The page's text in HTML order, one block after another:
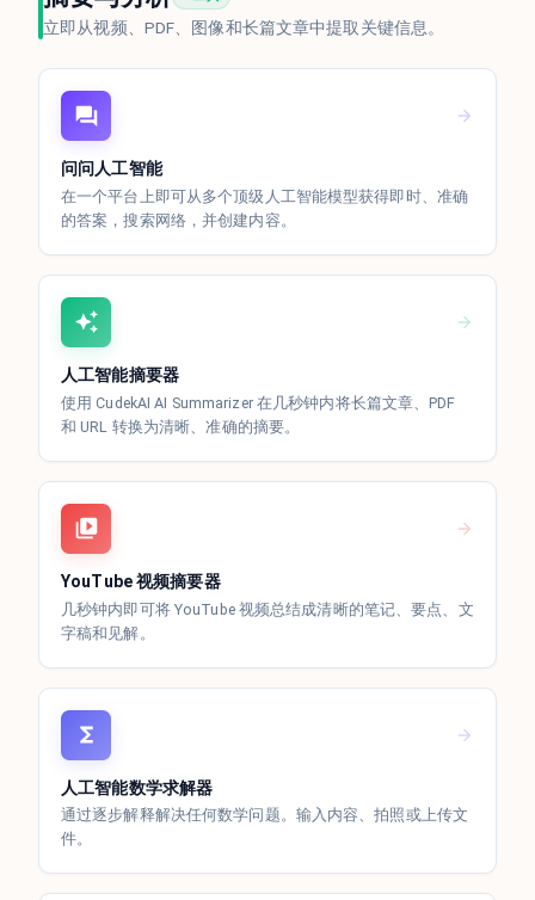
立即从视频、PDF、图像和长篇文章中提取关键信息。
问问人工智能
在一个平台上即可从多个顶级人工智能模型获得即时、准确
的答案，搜索网络，并创建内容。
人工智能摘要器
使用 CudekAI AI Summarizer 在几秒钟内将长篇文章、PDF
和 URL 转换为清晰、准确的摘要。
YouTube 视频摘要器
几秒钟内即可将 YouTube 视频总结成清晰的笔记、要点、文
字稿和见解。
人工智能数学求解器
通过逐步解释解决任何数学问题。输入内容、拍照或上传文
件。